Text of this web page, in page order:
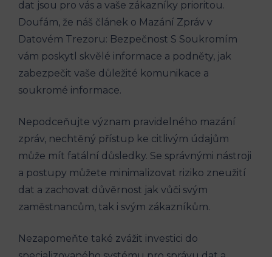
dat jsou pro vás a vaše zákazníky prioritou.
Doufám, že náš článek o Mazání Zpráv v
Datovém Trezoru: Bezpečnost S Soukromím
vám poskytl skvělé informace a podněty, jak
zabezpečit vaše důležité komunikace a
soukromé informace.
Nepodceňujte význam pravidelného mazání
zpráv, nechtěný přístup ke citlivým údajům
může mít fatální důsledky. Se správnými nástroji
a postupy můžete minimalizovat riziko zneužití
dat a zachovat důvěrnost jak vůči svým
zaměstnancům, tak i svým zákazníkům.
Nezapomeňte také zvážit investici do